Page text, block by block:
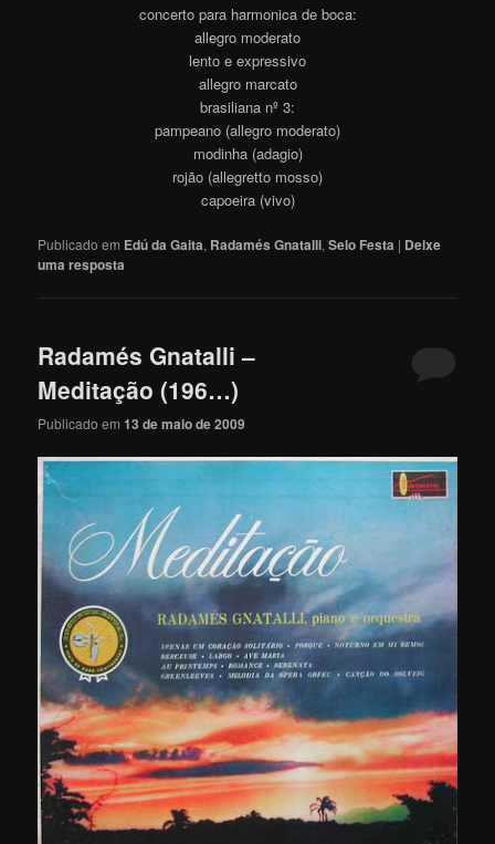
concerto para harmonica de boca:
allegro moderato
lento e expressivo
allegro marcato
brasiliana nº 3:
pampeano (allegro moderato)
modinha (adagio)
rojão (allegretto mosso)
capoeira (vivo)
Publicado em Edú da Gaita, Radamés Gnatalli,Selo Festa | Deixe
uma resposta
Radamés Gnatalli –
Meditação (196…)
Publicado em13 de maio de 2009